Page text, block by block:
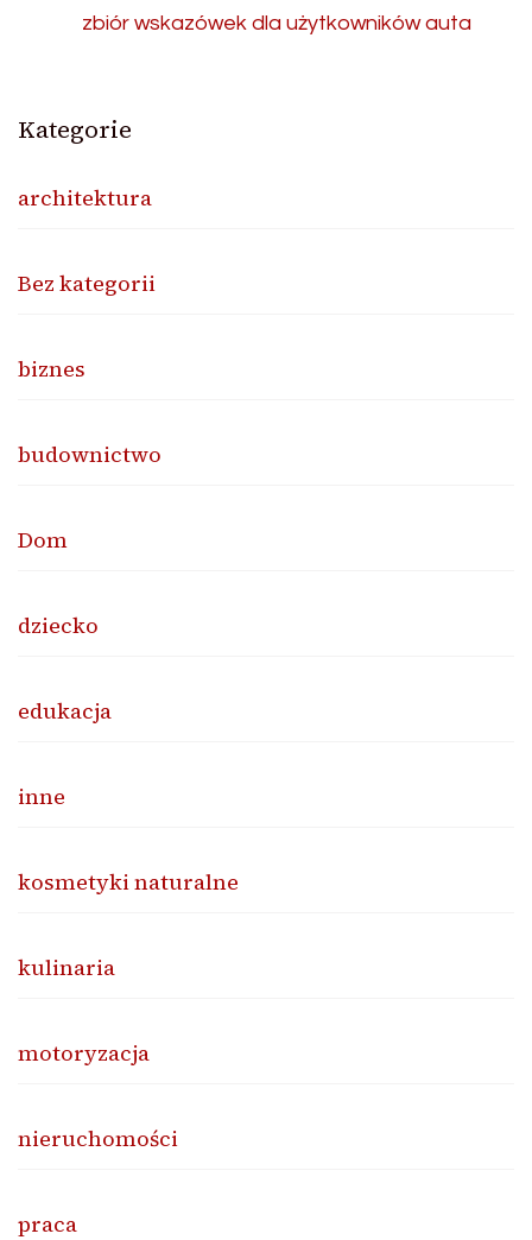
zbiór wskazówek dla użytkowników auta
Kategorie
architektura
Bez kategorii
biznes
budownictwo
Dom
dziecko
edukacja
inne
kosmetyki naturalne
kulinaria
motoryzacja
nieruchomości
praca